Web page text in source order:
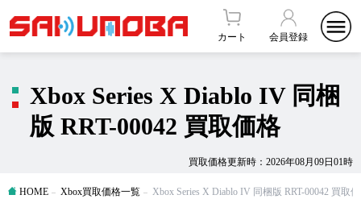
カート 会員登録
買取価格更新時：2026年08月09日01時
Xbox Series X Diablo IV 同梱
版 RRT-00042 買取価格
HOME Xbox買取価格一覧 Xbox Series X Diablo IV 同梱版 RRT-00042 買取